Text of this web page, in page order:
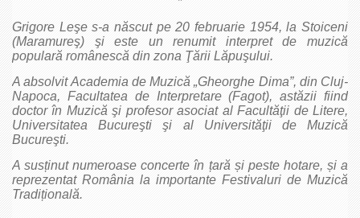
Grigore Leşe s-a născut pe 20 februarie 1954, la Stoiceni
(Maramureş) şi este un renumit interpret de muzică
populară românescă din zona Ţării Lăpuşului.
A absolvit Academia de Muzică „Gheorghe Dima”, din Cluj-
Napoca, Facultatea de Interpretare (Fagot), astăzii fiind
doctor în Muzică şi profesor asociat al Facultăţii de Litere,
Universitatea Bucureşti şi al Universităţii de Muzică
Bucureşti.
A susținut numeroase concerte în țară și peste hotare, și a
reprezentat România la importante Festivaluri de Muzică
Tradițională.